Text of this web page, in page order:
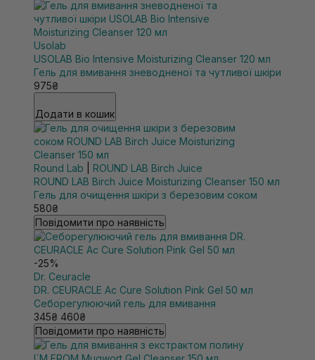
Usolab
USOLAB Bio Intensive Moisturizing Cleanser 120 мл
Гель для вмивання зневодненої та чутливої шкіри
975₴
Додати в кошик
Round Lab
ROUND LAB Birch Juice
ROUND LAB Birch Juice Moisturizing Cleanser 150 мл
Гель для очищення шкіри з березовим соком
580₴
Повідомити про наявність
-25%
Dr. Ceuracle
DR. CEURACLE Ac Cure Solution Pink Gel 50 мл
Себорегулюючий гель для вмивання
345₴ 460₴
Повідомити про наявність